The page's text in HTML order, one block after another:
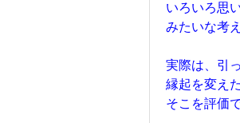
いろいろ思
みたいな考
実際は、引
縁起を変え
そこを評価